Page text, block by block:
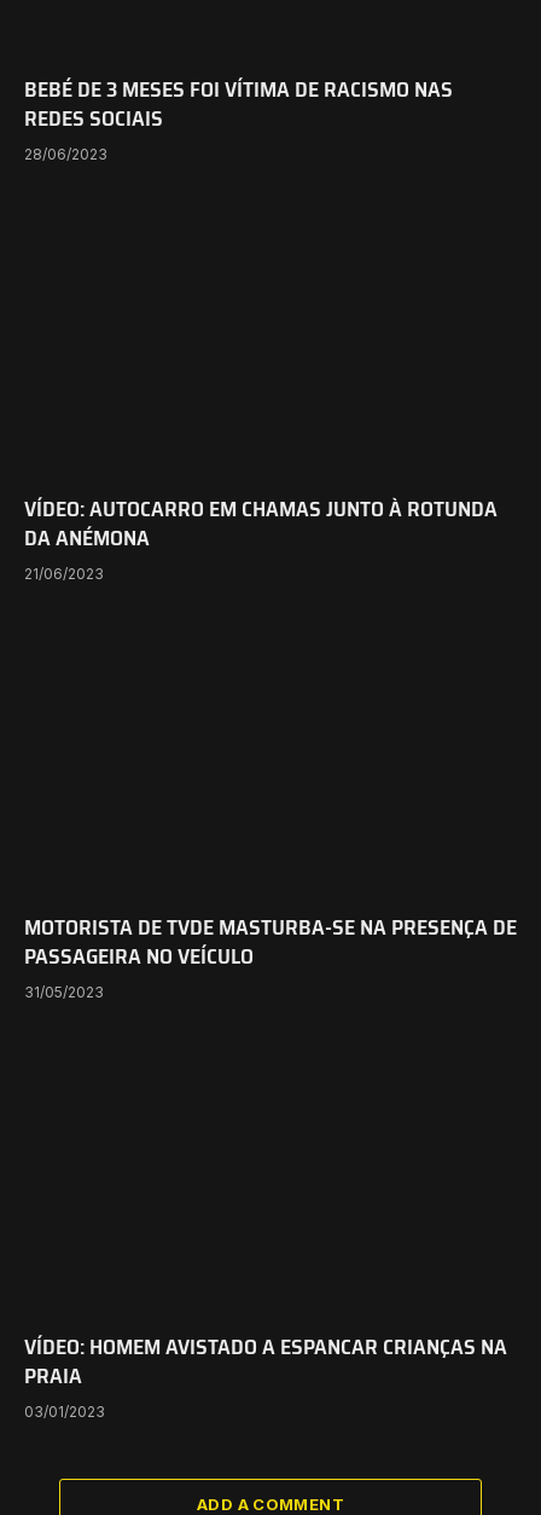
BEBÉ DE 3 MESES FOI VÍTIMA DE RACISMO NAS
REDES SOCIAIS
28/06/2023
VÍDEO: AUTOCARRO EM CHAMAS JUNTO À ROTUNDA
DA ANÉMONA
21/06/2023
MOTORISTA DE TVDE MASTURBA-SE NA PRESENÇA DE
PASSAGEIRA NO VEÍCULO
31/05/2023
VÍDEO: HOMEM AVISTADO A ESPANCAR CRIANÇAS NA
PRAIA
03/01/2023
ADD A COMMENT